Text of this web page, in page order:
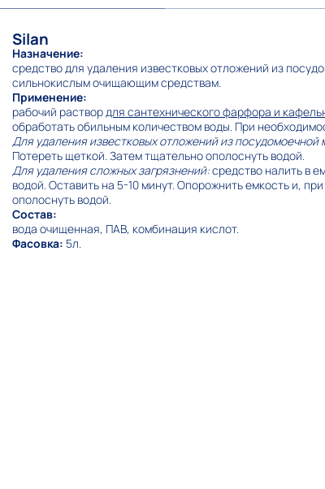
Silan
Назначение:
средство для удаления известковых отложений из
сильнокислым очищающим средствам.
Применение:
рабочий раствор для сантехнического фарфора и
обработать обильным количеством воды. При
Для удаления известковых отложений из
Потереть щеткой. Затем тщательно ополоснуть водой.
Для удаления сложных загрязнений:средство налить в
водой. Оставить на 5-10 минут. Опорожнить емкость и,
ополоснуть водой.
Состав:
вода очищенная, ПАВ, комбинация кислот.
Фасовка: 5л.